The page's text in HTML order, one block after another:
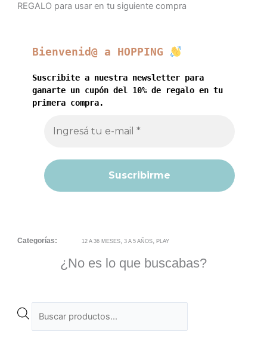
REGALO para usar en tu siguiente compra
Bienvenid@ a HOPPING
Suscribite a nuestra newsletter para
ganarte un cupón del 10% de regalo en tu
primera compra.
Categorías: 12 A 36 MESES ,3 A 5 AÑOS ,PLAY
¿No es lo que buscabas?